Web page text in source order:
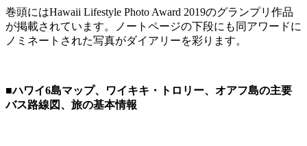
巻頭にはHawaii Lifestyle Photo Award 2019のグランプリ作品
が掲載されています。ノートページの下段にも同アワードに
ノミネートされた写真がダイアリーを彩ります。
■ハワイ6島マップ、ワイキキ・トロリー、オアフ島の主要
バス路線図、旅の基本情報